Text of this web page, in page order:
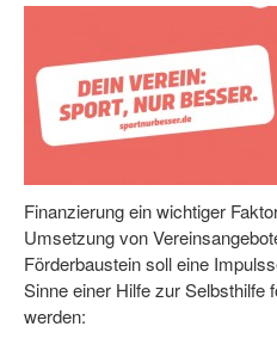
Bewegungszwerge
Bewegungskindergarten
Mini-Sportabzeichen
Sportgutschein 4.0
SportartCheck
Sport im Ganztag
Sport vor Ort
Finanzierung ein wichtiger
Umsetzung von
Förderbaustein soll eine
Sinne einer Hilfe zur Selbsthilfe
werden: